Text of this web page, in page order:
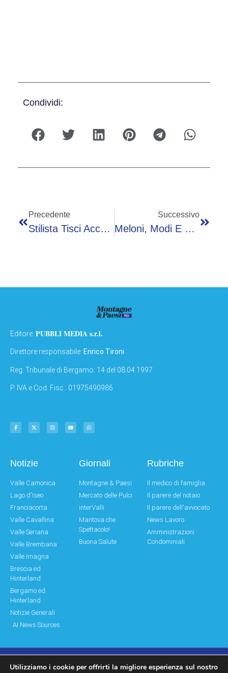
Condividi:
Precedente
Stilista Tisci Accusato Di Violenza Sessuale A New York, Mahmood Citato Come Testimone
Successivo
Meloni, Modi E Le Caramelle Melody: Il Regalo Alla Premier
Editore: PUBBLI MEDIA s.r.l.
Direttore responsabile: Enrico Tironi
Reg: Tribunale di Bergamo: 14 del 08.04.1997
P. IVA e Cod. Fisc.: 01975490986
Notizie
Valle Camonica
Lago d'Iseo
Franciacorta
Valle Cavallina
Valle Seriana
Valle Brembana
Valle Imagna
Brescia ed
Hinterland
Bergamo ed
Hinterland
Notizie Generali
AI News Sources
Giornali
Montagne & Paesi
Mercato delle Pulci
interValli
Mantova che
Spettacolo!
Buona Salute
Rubriche
Il medico di famiglia
Il parere del notaio
Il parere dell'avvocato
News Lavoro
Amministrazioni
Condominiali
© Copyright 2011 – 2026 Montagne & Paesi
Utilizziamo i cookie per offrirti la migliore esperienza sul nostro